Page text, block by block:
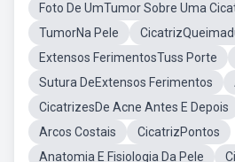
Foto De UmTumor Sobre Uma
TumorNa Pele
Extensos FerimentosTuss Porte
Sutura DeExtensos Ferimentos
CicatrizesDe Acne Antes E Depois
Arcos Costais
CicatrizPontos
Anatomia E Fisiologia Da Pele